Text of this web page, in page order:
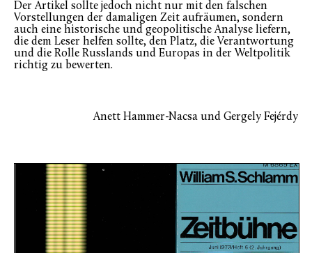
Der Artikel sollte jedoch nicht nur mit den falschen
Vorstellungen der damaligen Zeit aufräumen, sondern
auch eine historische und geopolitische Analyse liefern,
die dem Leser helfen sollte, den Platz, die Verantwortung
und die Rolle Russlands und Europas in der Weltpolitik
richtig zu bewerten.
Anett Hammer-Nacsa und Gergely Fejérdy